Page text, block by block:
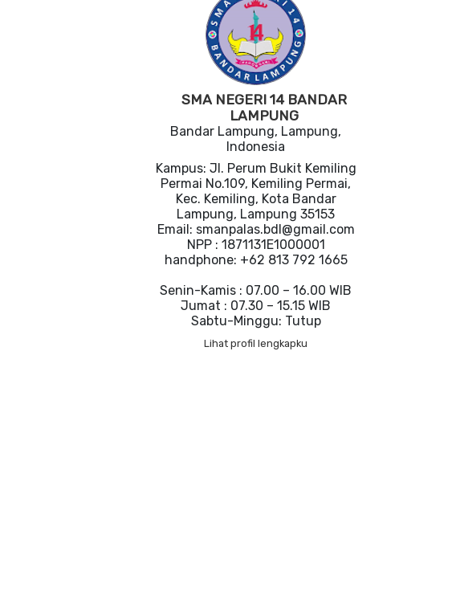
SMA NEGERI 14 BANDAR
LAMPUNG
Bandar Lampung, Lampung,
Indonesia
Kampus: Jl. Perum Bukit Kemiling
Permai No.109, Kemiling Permai,
Kec. Kemiling, Kota Bandar
Lampung, Lampung 35153
Email: smanpalas.bdl@gmail.com
NPP : 1871131E1000001
handphone: +62 813 792 1665
Senin-Kamis : 07.00 – 16.00 WIB
Jumat : 07.30 – 15.15 WIB
Sabtu-Minggu: Tutup
Lihat profil lengkapku